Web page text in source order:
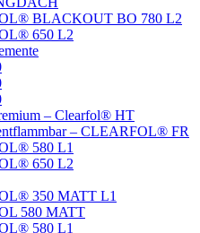
BLACKOUT BO 780 L2
650 L2
– Clearfol® HT
– CLEARFOL® FR
580 L1
650 L2
350 MATT L1
580 MATT
580 L1